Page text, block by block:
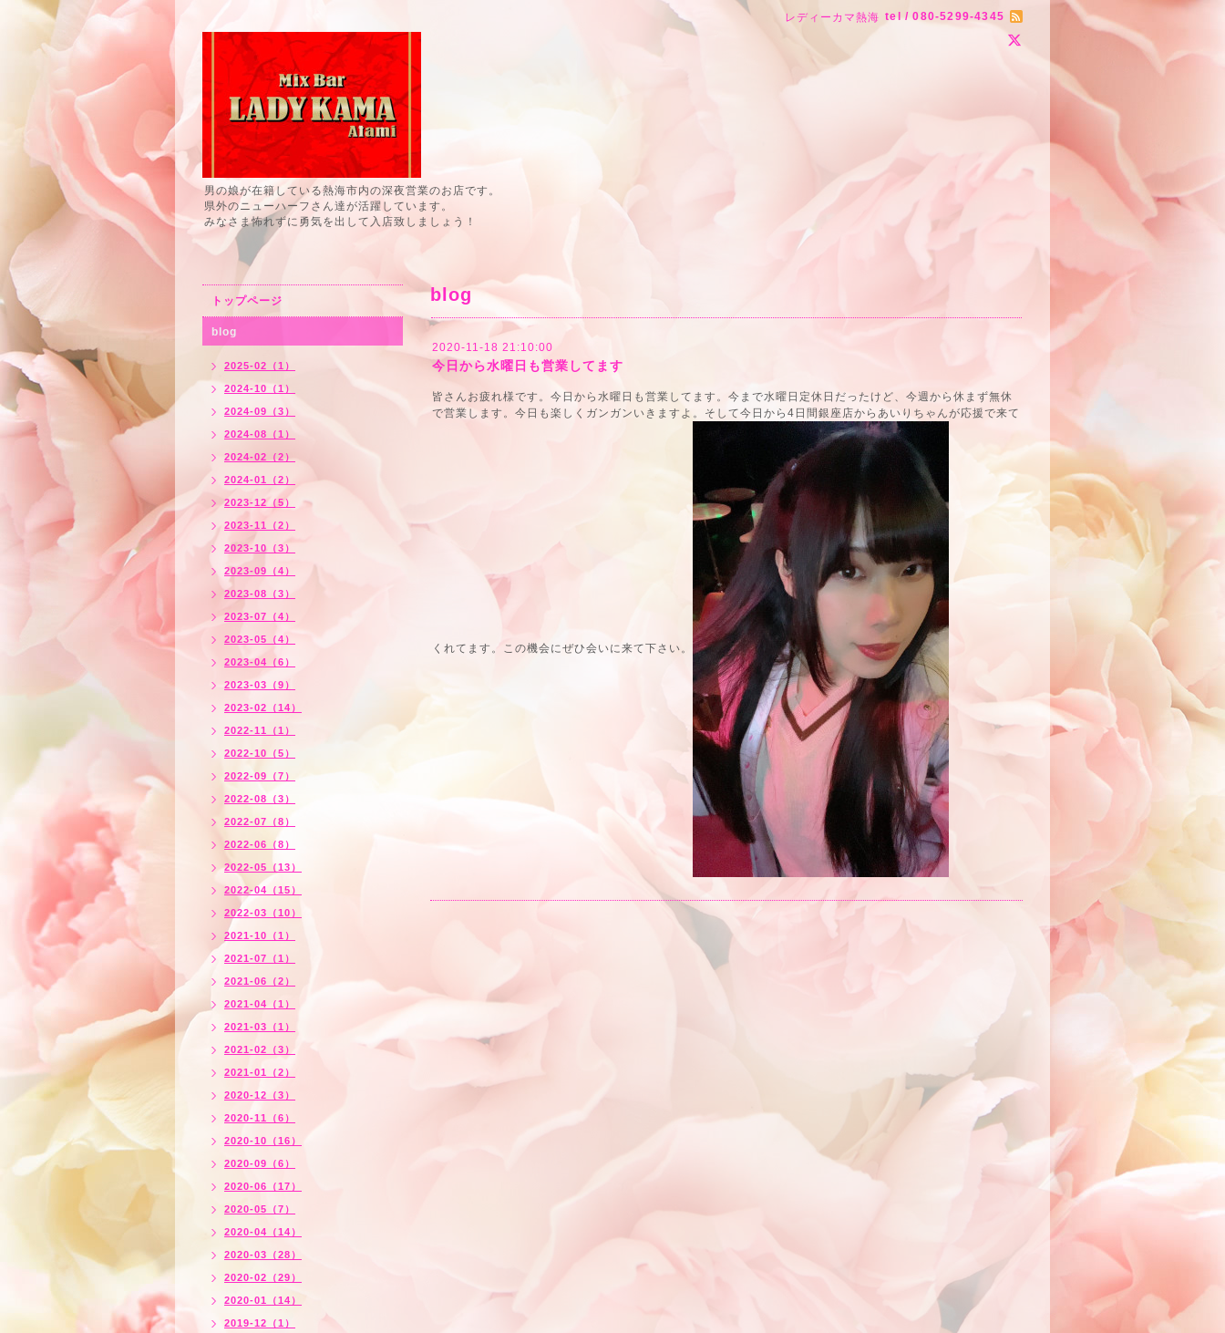
レディーカマ熱海 tel / 080-5299-4345
男の娘が在籍している熱海市内の深夜営業のお店です。
県外のニューハーフさん達が活躍しています。
みなさま怖れずに勇気を出して入店致しましょう！
blog
2020-11-18 21:10:00
今日から水曜日も営業してます
皆さんお疲れ様です。今日から水曜日も営業してます。今まで水曜日定休日だったけど、今週から休まず無休
で営業します。今日も楽しくガンガンいきますよ。そして今日から4日間銀座店からあいりちゃんが応援で来て
くれてます。この機会にぜひ会いに来て下さい。
トップページ
blog
2025-02（1）
2024-10（1）
2024-09（3）
2024-08（1）
2024-02（2）
2024-01（2）
2023-12（5）
2023-11（2）
2023-10（3）
2023-09（4）
2023-08（3）
2023-07（4）
2023-05（4）
2023-04（6）
2023-03（9）
2023-02（14）
2022-11（1）
2022-10（5）
2022-09（7）
2022-08（3）
2022-07（8）
2022-06（8）
2022-05（13）
2022-04（15）
2022-03（10）
2021-10（1）
2021-07（1）
2021-06（2）
2021-04（1）
2021-03（1）
2021-02（3）
2021-01（2）
2020-12（3）
2020-11（6）
2020-10（16）
2020-09（6）
2020-06（17）
2020-05（7）
2020-04（14）
2020-03（28）
2020-02（29）
2020-01（14）
2019-12（1）